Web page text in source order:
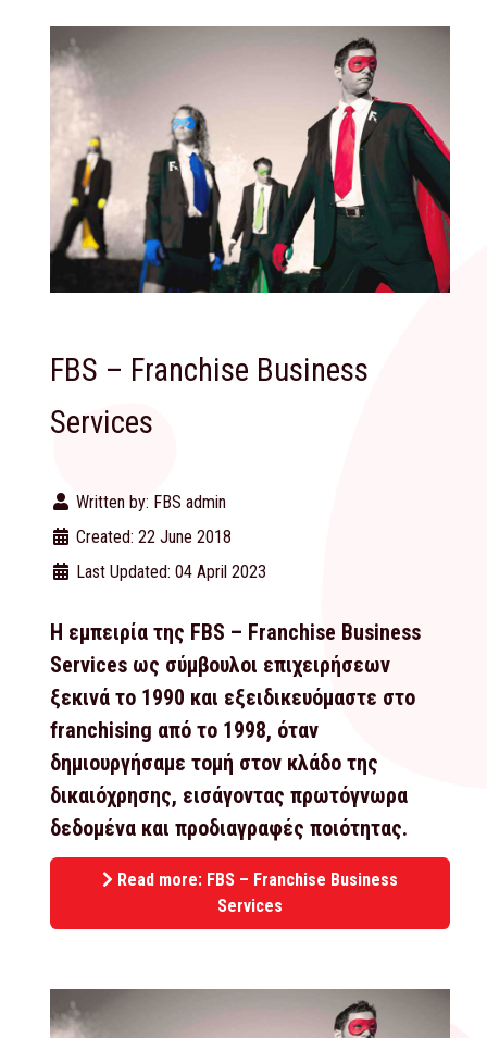
FBS – Franchise Business
Services
Written by: FBS admin
Created: 22 June 2018
Last Updated: 04 April 2023
Η εμπειρία της FBS – Franchise Business
Services ως σύμβουλοι επιχειρήσεων
ξεκινά το 1990 και εξειδικευόμαστε στο
franchising από το 1998, όταν
δημιουργήσαμε τομή στον κλάδο της
δικαιόχρησης, εισάγοντας πρωτόγνωρα
δεδομένα και προδιαγραφές ποιότητας.
Read more: FBS – Franchise Business
Services